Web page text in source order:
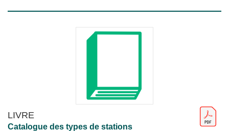
LIVRE
Catalogue des types de stations